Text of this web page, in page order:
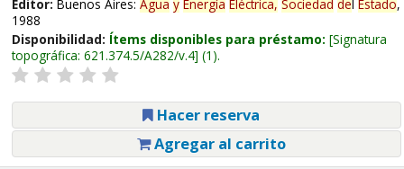
Editor: Buenos Aires: Agua y Energía Eléctrica, Sociedad del Estado,
1988
Disponibilidad: Ítems disponibles para préstamo: Signatura
topográfica: 621.374.5/A282/v.4 (1).
Hacer reserva
Agregar al carrito